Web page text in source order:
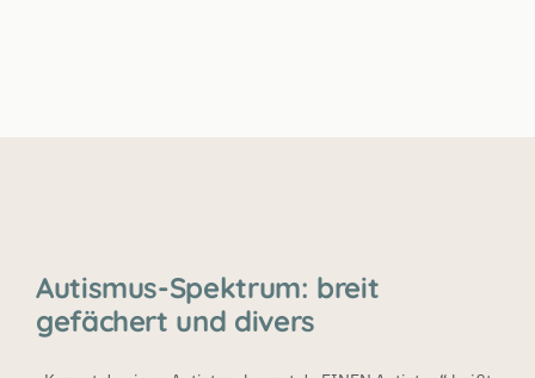
Autismus-Spektrum: breit
gefächert und divers